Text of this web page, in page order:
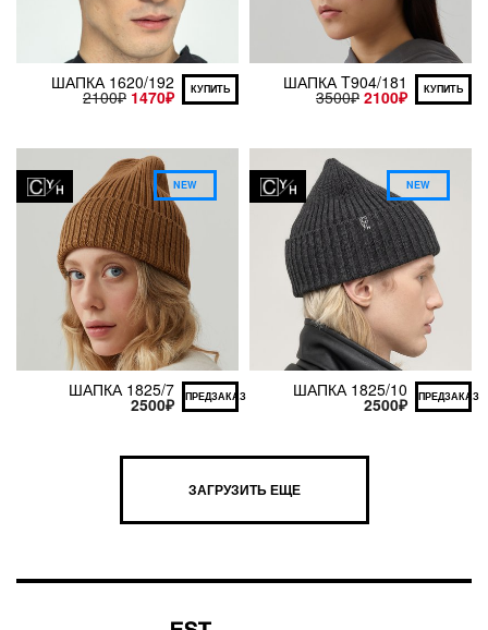
ШАПКА 1620/192
2100₽ 1470₽ КУПИТЬ ШАПКА T904/181
3500₽ 2100₽ КУПИТЬ
NEW
ШАПКА 1825/7
2500₽ ПРЕДЗАКАЗ
NEW
ШАПКА 1825/10
2500₽ ПРЕДЗАКАЗ
ЗАГРУЗИТЬ ЕЩЕ